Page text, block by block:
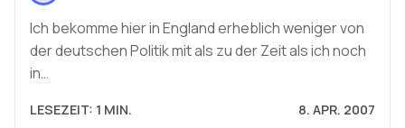
Ich bekomme hier in England erheblich weniger von
der deutschen Politik mit als zu der Zeit als ich noch
in…
LESEZEIT: 1 MIN. 8. APR. 2007